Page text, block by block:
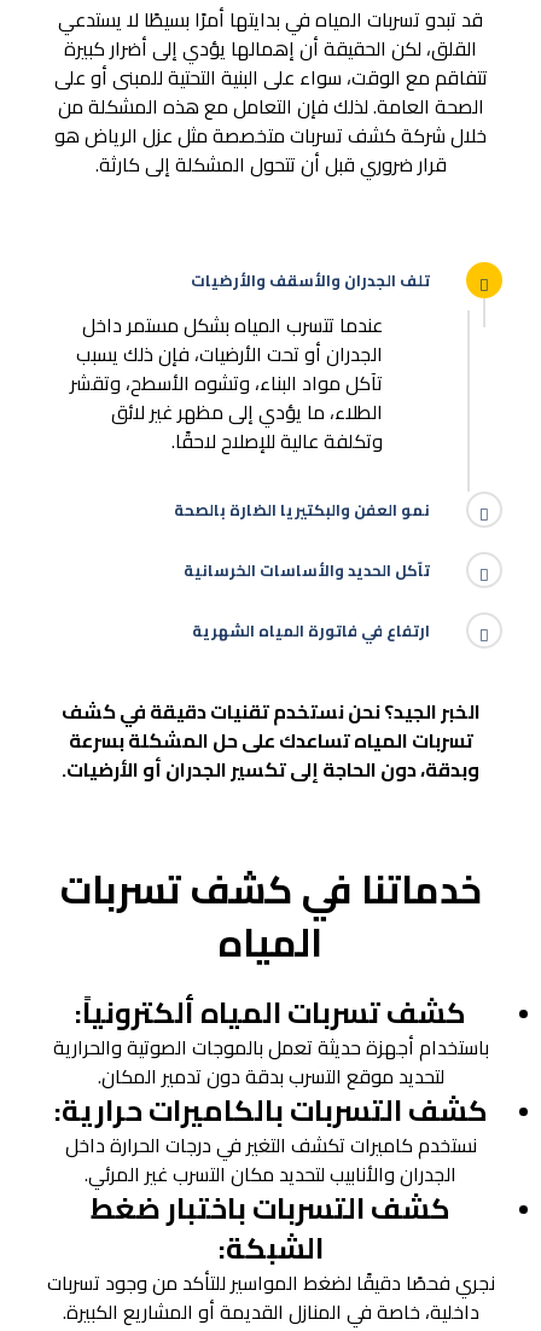
قد تبدو تسربات المياه في بدايتها أمرًا بسيطًا لا يستدعي
القلق، لكن الحقيقة أن إهمالها يؤدي إلى أضرار كبيرة
تتفاقم مع الوقت، سواء على البنية التحتية للمبنى أو على
الصحة العامة. لذلك فإن التعامل مع هذه المشكلة من
خلال شركة كشف تسربات متخصصة مثل عزل الرياض هو
قرار ضروري قبل أن تتحول المشكلة إلى كارثة.
تلف الجدران والأسقف والأرضيات
عندما تتسرب المياه بشكل مستمر داخل
الجدران أو تحت الأرضيات، فإن ذلك يسبب
تآكل مواد البناء، وتشوه الأسطح، وتقشر
الطلاء، ما يؤدي إلى مظهر غير لائق
وتكلفة عالية للإصلاح لاحقًا.
نمو العفن والبكتيريا الضارة بالصحة
تآكل الحديد والأساسات الخرسانية
ارتفاع في فاتورة المياه الشهرية
الخبر الجيد؟ نحن نستخدم تقنيات دقيقة في كشف
تسربات المياه تساعدك على حل المشكلة بسرعة
وبدقة، دون الحاجة إلى تكسير الجدران أو الأرضيات.
خدماتنا في كشف تسربات
المياه
كشف تسربات المياه ألكترونياً:
باستخدام أجهزة حديثة تعمل بالموجات الصوتية والحرارية
لتحديد موقع التسرب بدقة دون تدمير المكان.
كشف التسربات بالكاميرات حرارية:
نستخدم كاميرات تكشف التغير في درجات الحرارة داخل
الجدران والأنابيب لتحديد مكان التسرب غير المرئي.
كشف التسربات باختبار ضغط
الشبكة:
نجري فحصًا دقيقًا لضغط المواسير للتأكد من وجود تسربات
داخلية، خاصة في المنازل القديمة أو المشاريع الكبيرة.